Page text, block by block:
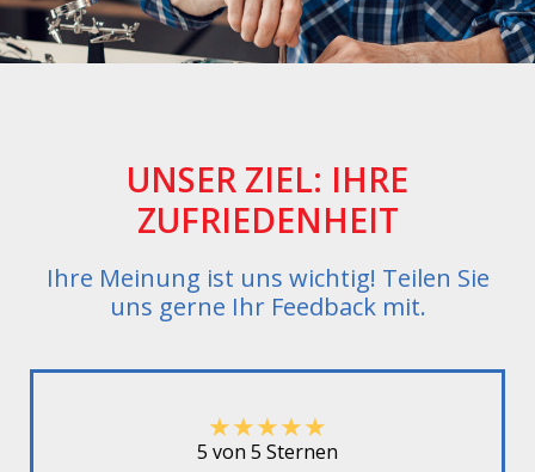
UNSER ZIEL: IHRE
ZUFRIEDENHEIT
Ihre Meinung ist uns wichtig! Teilen Sie
uns gerne Ihr Feedback mit.
★★★★★
5 von 5 Sternen